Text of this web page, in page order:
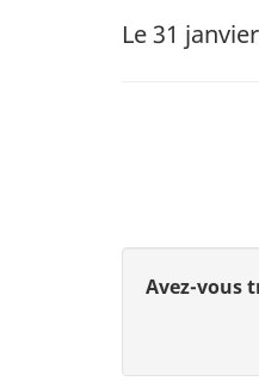
Le 31
D
Avez-vous